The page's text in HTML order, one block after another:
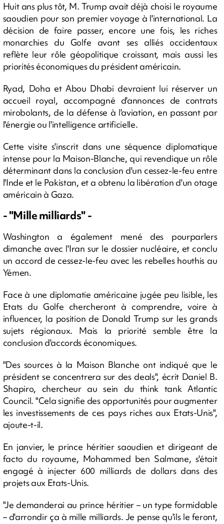
Huit ans plus tôt, M. Trump avait déjà choisi le royaume
saoudien pour son premier voyage à l'international. La
décision de faire passer, encore une fois, les riches
monarchies du Golfe avant ses alliés occidentaux
reflète leur rôle géopolitique croissant, mais aussi les
priorités économiques du président américain.
Ryad, Doha et Abou Dhabi devraient lui réserver un
accueil royal, accompagné d'annonces de contrats
mirobolants, de la défense à l'aviation, en passant par
l'énergie ou l'intelligence artificielle.
Cette visite s'inscrit dans une séquence diplomatique
intense pour la Maison-Blanche, qui revendique un rôle
déterminant dans la conclusion d'un cessez-le-feu entre
l'Inde et le Pakistan, et a obtenu la libération d'un otage
américain à Gaza.
- "Mille milliards" -
Washington a également mené des pourparlers
dimanche avec l'Iran sur le dossier nucléaire, et conclu
un accord de cessez-le-feu avec les rebelles houthis au
Yémen.
Face à une diplomatie américaine jugée peu lisible, les
Etats du Golfe chercheront à comprendre, voire à
influencer, la position de Donald Trump sur les grands
sujets régionaux. Mais la priorité semble être la
conclusion d'accords économiques.
"Des sources à la Maison Blanche ont indiqué que le
président se concentrera sur des deals", écrit Daniel B.
Shapiro, chercheur au sein du think tank Atlantic
Council. "Cela signifie des opportunités pour augmenter
les investissements de ces pays riches aux Etats-Unis",
ajoute-t-il.
En janvier, le prince héritier saoudien et dirigeant de
facto du royaume, Mohammed ben Salmane, s'était
engagé à injecter 600 milliards de dollars dans des
projets aux Etats-Unis.
"Je demanderai au prince héritier – un type formidable
– d'arrondir ça à mille milliards. Je pense qu'ils le feront,